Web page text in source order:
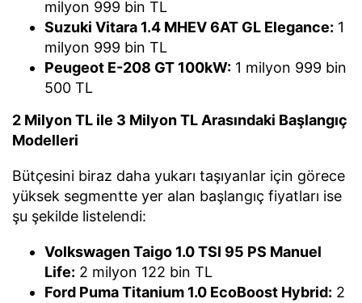
milyon 999 bin TL
Suzuki Vitara 1.4 MHEV 6AT GL Elegance: 1
milyon 999 bin TL
Peugeot E-208 GT 100kW: 1 milyon 999 bin
500 TL
2 Milyon TL ile 3 Milyon TL Arasındaki Başlangıç
Modelleri
Bütçesini biraz daha yukarı taşıyanlar için görece
yüksek segmentte yer alan başlangıç fiyatları ise
şu şekilde listelendi:
Volkswagen Taigo 1.0 TSI 95 PS Manuel
Life: 2 milyon 122 bin TL
Ford Puma Titanium 1.0 EcoBoost Hybrid: 2